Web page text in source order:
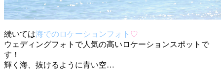
続いては海でのロケーションフォト ♡
ウェディングフォトで人気の高いロケーションスポットで
す！
輝く海、抜けるように青い空…